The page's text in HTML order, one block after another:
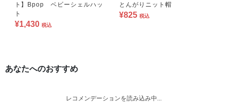
ト】Bpop ベビーシェルハッ
ト
¥1,430 税込
とんがりニット帽
¥825 税込
あなたへのおすすめ
レコメンデーションを読み込み中...